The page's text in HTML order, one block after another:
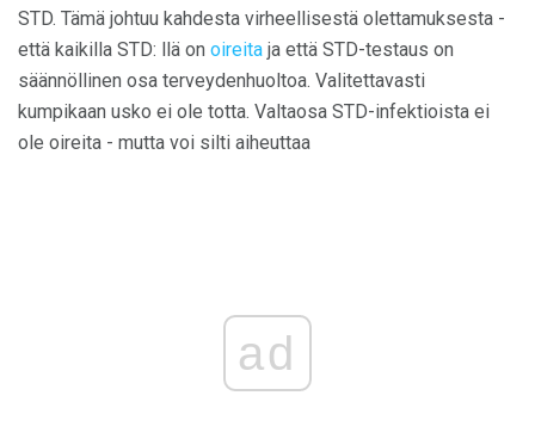
STD. Tämä johtuu kahdesta virheellisestä olettamuksesta -
että kaikilla STD: llä on oireita ja että STD-testaus on
säännöllinen osa terveydenhuoltoa. Valitettavasti
kumpikaan usko ei ole totta. Valtaosa STD-infektioista ei
ole oireita - mutta voi silti aiheuttaa
ad